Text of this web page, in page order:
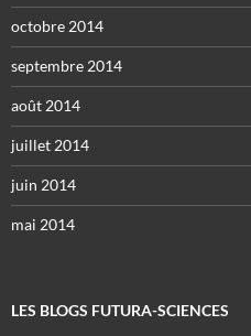
octobre 2014
septembre 2014
août 2014
juillet 2014
juin 2014
mai 2014
LES BLOGS FUTURA-SCIENCES